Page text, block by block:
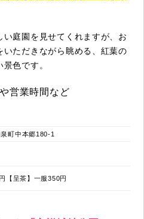
庭園を見せてくれますが、お
ただきながら眺める、紅葉の
色です。
営業時間など
町中本郷180-1
【呈茶】一服350円